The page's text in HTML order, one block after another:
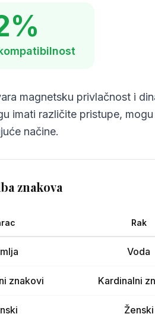
%
magnetsku privlačnost i
imati različite pristupe,
načine.
znakova
Rak
Voda
znakovi Kardinalni
Ženski